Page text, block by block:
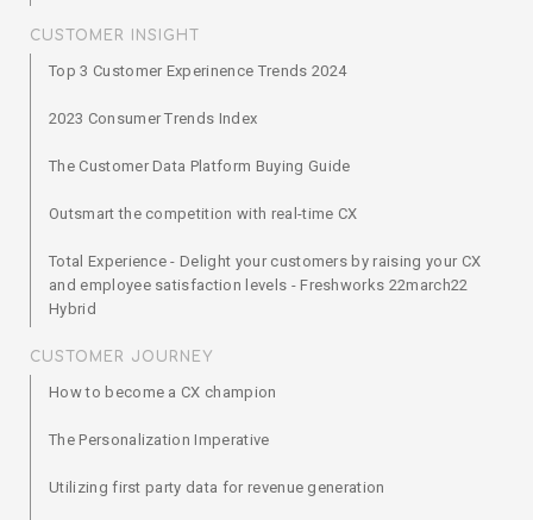
CUSTOMER INSIGHT
Top 3 Customer Experinence Trends 2024
2023 Consumer Trends Index
The Customer Data Platform Buying Guide
Outsmart the competition with real-time CX
Total Experience - Delight your customers by raising your CX
and employee satisfaction levels - Freshworks 22march22
Hybrid
CUSTOMER JOURNEY
How to become a CX champion
The Personalization Imperative
Utilizing first party data for revenue generation